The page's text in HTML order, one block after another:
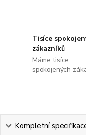
Tisíce
zákazníků
Máme tisíce
spokojených
Kompletní